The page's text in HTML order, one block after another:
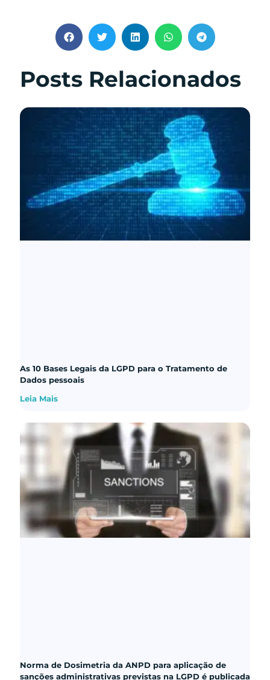
Posts Relacionados
As 10 Bases Legais da LGPD para o Tratamento de
Dados pessoais
Leia Mais
Norma de Dosimetria da ANPD para aplicação de
sanções administrativas previstas na LGPD é publicada